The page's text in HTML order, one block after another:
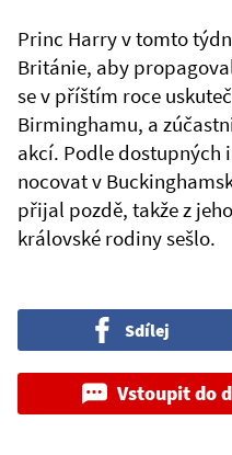
Princ Harry v tomto
Británie, aby
se v příštím roce
Birminghamu, a
akcí. Podle dostupných
nocovat v
přijal pozdě, takže z
královské rodiny sešlo.
Sdílej
Vstoupit do